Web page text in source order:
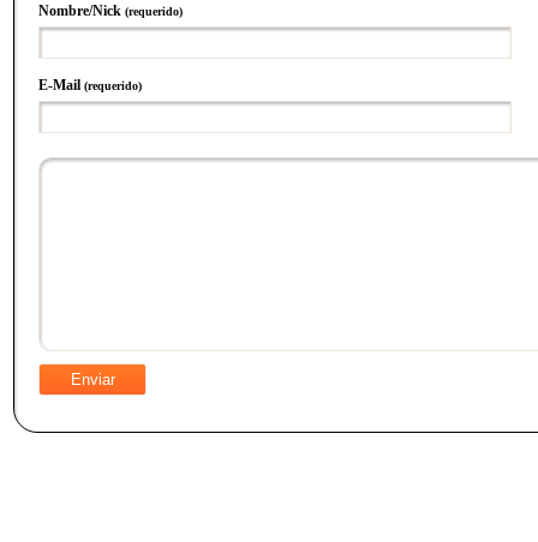
Nombre/Nick (requerido)
E-Mail (requerido)